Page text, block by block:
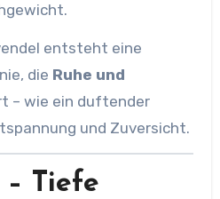
entsteht eine
die Ruhe und
– wie ein duftender
und Zuversicht.
– Tiefe